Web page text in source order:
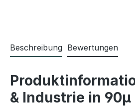
Beschreibung Bewertungen
& Industrie in